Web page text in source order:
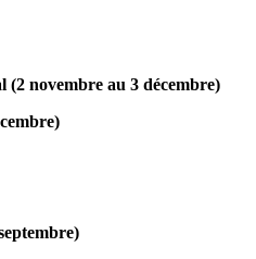
(2 novembre au 3 décembre)